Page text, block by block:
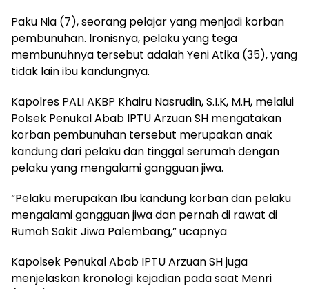
Paku Nia (7), seorang pelajar yang menjadi korban
pembunuhan. Ironisnya, pelaku yang tega
membunuhnya tersebut adalah Yeni Atika (35), yang
tidak lain ibu kandungnya.
Kapolres PALI AKBP Khairu Nasrudin, S.I.K, M.H, melalui
Polsek Penukal Abab IPTU Arzuan SH mengatakan
korban pembunuhan tersebut merupakan anak
kandung dari pelaku dan tinggal serumah dengan
pelaku yang mengalami gangguan jiwa.
“Pelaku merupakan Ibu kandung korban dan pelaku
mengalami gangguan jiwa dan pernah di rawat di
Rumah Sakit Jiwa Palembang,” ucapnya
Kapolsek Penukal Abab IPTU Arzuan SH juga
menjelaskan kronologi kejadian pada saat Menri